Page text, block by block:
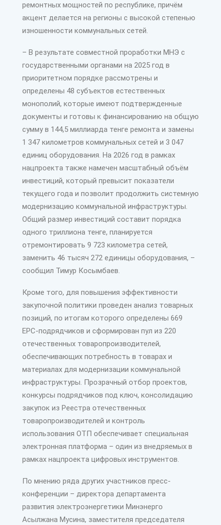
ремонтных мощностей по республике, причём
акцент делается на регионы с высокой степенью
изношенности коммунальных сетей.
– В результате совместной проработки МНЭ с
государственными органами на 2025 год в
приоритетном порядке рассмотрены и
определены 48 субъектов естест­венных
монополий, которые имеют подтвержденные
документы и готовы к финансированию на общую
сумму в 144,5 миллиарда тенге ремонта и замены
1 347 километров коммунальных сетей и 3 047
единиц оборудования. На 2026 год в рамках
нацпроекта также намечен масштабный объём
инвестиций, который превысит показатели
текущего года и позволит продолжить сис­темную
модернизацию коммунальной инфраструктуры.
Общий размер инвестиций составит порядка
одного триллиона тенге, планируется
отремонтировать 9 723 километра сетей,
заменить 46 тысяч 272 единицы оборудования, –
сообщил Тимур Косымбаев.
Кроме того, для повышения эффективности
закупочной политики проведен анализ товарных
позиций, по итогам которого определены 669
EPC-подрядчиков и сформирован пул из 220
отечественных товаропроиз­водителей,
обеспечивающих потребность в товарах и
материалах для модернизации коммунальной
инфраструктуры. Прозрачный отбор проектов,
конкурсы подрядчиков под ключ, консолидацию
закупок из Реестра отечественных
товаропроизводителей и контроль
использования ОТП обеспечивает специаль­ная
электронная платформа – один из внедряемых в
рамках нацпроекта цифровых инструментов.
По мнению ряда других участников пресс-
конференции – директора департамента
развития электро­энергетики Минэнерго
Асылжана Мусина, заместителя председателя